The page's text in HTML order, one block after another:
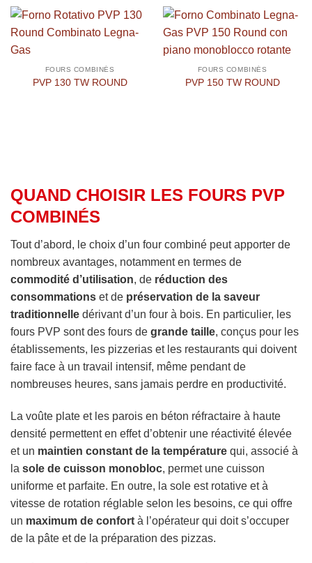
FOURS COMBINÉS
PVP 130 TW ROUND
FOURS COMBINÉS
PVP 150 TW ROUND
QUAND CHOISIR LES FOURS PVP
COMBINÉS
Tout d’abord, le choix d’un four combiné peut apporter de
nombreux avantages, notamment en termes de
commodité d’utilisation, de réduction des
consommations et de préservation de la saveur
traditionnelle dérivant d’un four à bois. En particulier, les
fours PVP sont des fours de grande taille, conçus pour les
établissements, les pizzerias et les restaurants qui doivent
faire face à un travail intensif, même pendant de
nombreuses heures, sans jamais perdre en productivité.
La voûte plate et les parois en béton réfractaire à haute
densité permettent en effet d’obtenir une réactivité élevée
et un maintien constant de la température qui, associé à
la sole de cuisson monobloc, permet une cuisson
uniforme et parfaite. En outre, la sole est rotative et à
vitesse de rotation réglable selon les besoins, ce qui offre
un maximum de confort à l’opérateur qui doit s’occuper
de la pâte et de la préparation des pizzas.